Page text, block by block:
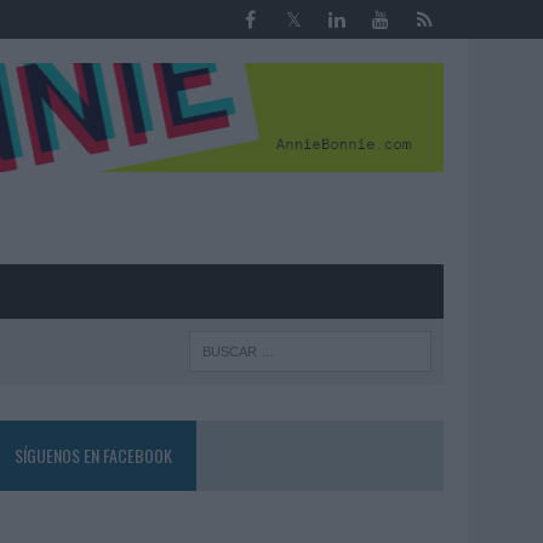
SÍGUENOS EN FACEBOOK